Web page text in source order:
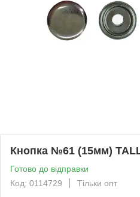
Кнопка №61 (15мм)
Готово до відправки
Код: 0114729
Тільки опт